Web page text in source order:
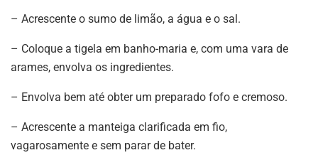
– Acrescente o sumo de limão, a água e o sal.
– Coloque a tigela em banho-maria e, com uma vara de
arames, envolva os ingredientes.
– Envolva bem até obter um preparado fofo e cremoso.
– Acrescente a manteiga clarificada em fio,
vagarosamente e sem parar de bater.